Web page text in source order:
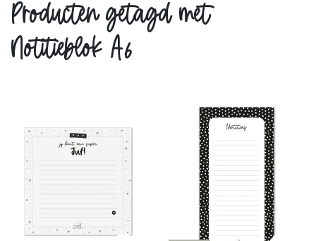
Producten getagd met
Notitieblok A6